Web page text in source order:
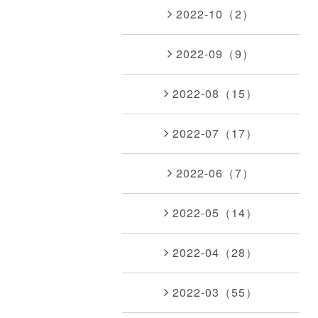
2022-10（2）
2022-09（9）
2022-08（15）
2022-07（17）
2022-06（7）
2022-05（14）
2022-04（28）
2022-03（55）